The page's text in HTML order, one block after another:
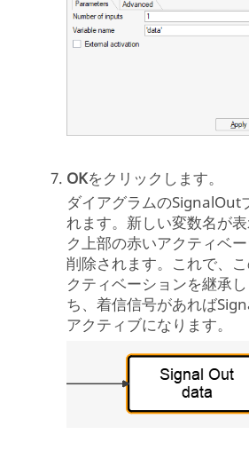
OKをクリックします。
ダイアグラムのSignalOut
れます。新しい変数名が
ク上部の赤いアクティベ
削除されます。これで、
クティベーションを継承
ち、着信信号があれば
アクティブになります。